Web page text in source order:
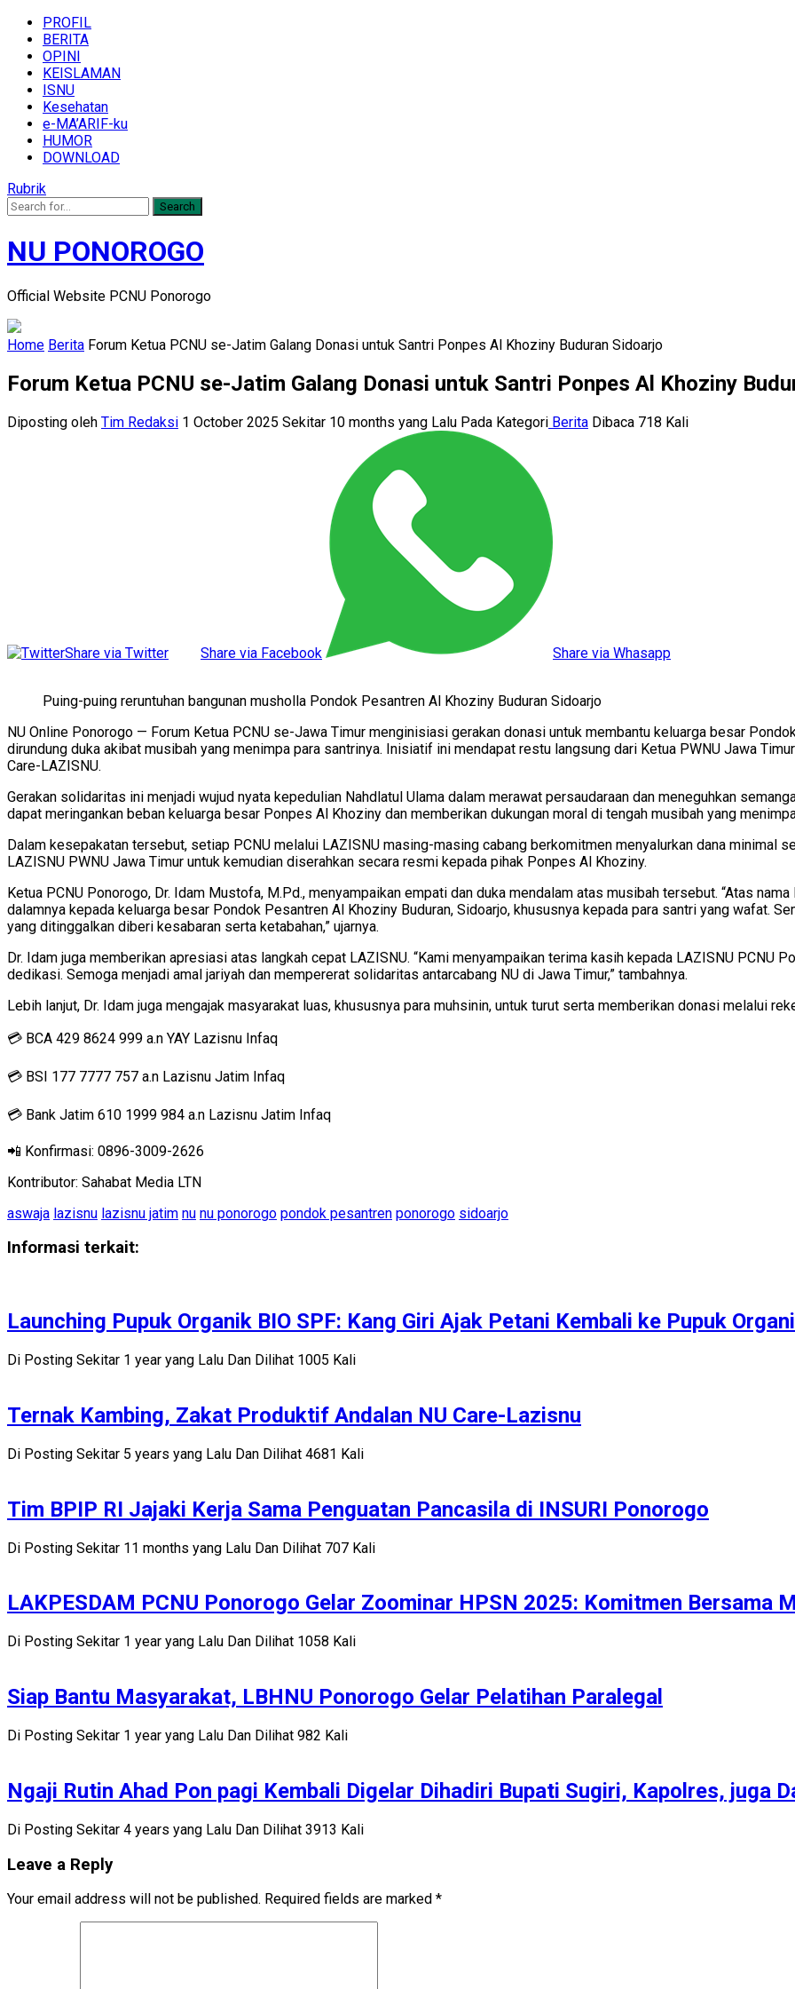
PROFIL
BERITA
OPINI
KEISLAMAN
ISNU
Kesehatan
e-MA’ARIF-ku
HUMOR
DOWNLOAD
Rubrik
Search
NU PONOROGO
Official Website PCNU Ponorogo
Home Berita Forum Ketua PCNU se-Jatim Galang Donasi untuk Santri Ponpes Al Khoziny Buduran Sidoarjo
Forum Ketua PCNU se-Jatim Galang Donasi untuk Santri Ponpes Al Khoziny
Diposting oleh Tim Redaksi 1 October 2025 Sekitar 10 months yang Lalu Pada Kategori Berita Dibaca 718 Kali
Share via Twitter Share via Facebook Share via Whasapp
Puing-puing reruntuhan bangunan musholla Pondok Pesantren Al Khoziny Buduran Sidoarjo
NU Online Ponorogo — Forum Ketua PCNU se-Jawa Timur menginisiasi gerakan donasi untuk membantu keluarga besar
dirundung duka akibat musibah yang menimpa para santrinya. Inisiatif ini mendapat restu langsung dari Ketua PWNU Jawa
Care-LAZISNU.
Gerakan solidaritas ini menjadi wujud nyata kepedulian Nahdlatul Ulama dalam merawat persaudaraan dan meneguhkan
dapat meringankan beban keluarga besar Ponpes Al Khoziny dan memberikan dukungan moral di tengah musibah yang
Dalam kesepakatan tersebut, setiap PCNU melalui LAZISNU masing-masing cabang berkomitmen menyalurkan dana minimal
LAZISNU PWNU Jawa Timur untuk kemudian diserahkan secara resmi kepada pihak Ponpes Al Khoziny.
Ketua PCNU Ponorogo, Dr. Idam Mustofa, M.Pd., menyampaikan empati dan duka mendalam atas musibah tersebut. “Atas
dalamnya kepada keluarga besar Pondok Pesantren Al Khoziny Buduran, Sidoarjo, khususnya kepada para santri yang wafat.
yang ditinggalkan diberi kesabaran serta ketabahan,” ujarnya.
Dr. Idam juga memberikan apresiasi atas langkah cepat LAZISNU. “Kami menyampaikan terima kasih kepada LAZISNU PCNU
dedikasi. Semoga menjadi amal jariyah dan mempererat solidaritas antarcabang NU di Jawa Timur,” tambahnya.
Lebih lanjut, Dr. Idam juga mengajak masyarakat luas, khususnya para muhsinin, untuk turut serta memberikan donasi melalui
💳 BCA 429 8624 999 a.n YAY Lazisnu Infaq
💳 BSI 177 7777 757 a.n Lazisnu Jatim Infaq
💳 Bank Jatim 610 1999 984 a.n Lazisnu Jatim Infaq
📲 Konfirmasi: 0896-3009-2626
Kontributor: Sahabat Media LTN
aswaja lazisnu lazisnu jatim nu nu ponorogo pondok pesantren ponorogo sidoarjo
Informasi terkait:
Launching Pupuk Organik BIO SPF: Kang Giri Ajak Petani Kembali ke Pupuk
Di Posting Sekitar 1 year yang Lalu Dan Dilihat 1005 Kali
Ternak Kambing, Zakat Produktif Andalan NU Care-Lazisnu
Di Posting Sekitar 5 years yang Lalu Dan Dilihat 4681 Kali
Tim BPIP RI Jajaki Kerja Sama Penguatan Pancasila di INSURI Ponorogo
Di Posting Sekitar 11 months yang Lalu Dan Dilihat 707 Kali
LAKPESDAM PCNU Ponorogo Gelar Zoominar HPSN 2025: Komitmen Bersama
Di Posting Sekitar 1 year yang Lalu Dan Dilihat 1058 Kali
Siap Bantu Masyarakat, LBHNU Ponorogo Gelar Pelatihan Paralegal
Di Posting Sekitar 1 year yang Lalu Dan Dilihat 982 Kali
Ngaji Rutin Ahad Pon pagi Kembali Digelar Dihadiri Bupati Sugiri, Kapolres, juga
Di Posting Sekitar 4 years yang Lalu Dan Dilihat 3913 Kali
Leave a Reply
Your email address will not be published. Required fields are marked *